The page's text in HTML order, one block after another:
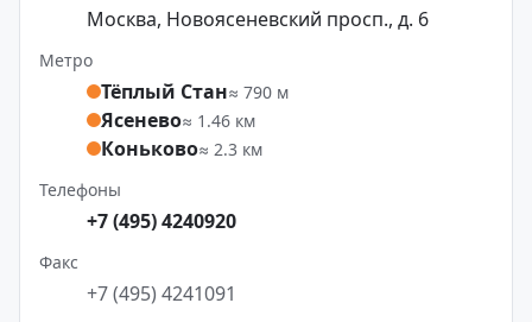
Москва, Новоясеневский просп., д. 6
Метро
Тёплый Стан≈ 790 м
Ясенево≈ 1.46 км
Коньково≈ 2.3 км
Телефоны
+7 (495) 4240920
Факс
+7 (495) 4241091